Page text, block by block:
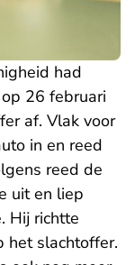
had
26 februari
af. Vlak voor
in en reed
reed de
uit en liep
Hij richtte
het slachtoffer.